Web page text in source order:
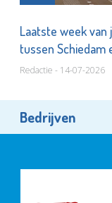
Laatste week
tussen Schiedam
Redactie - 14-07-2026
Bedrijven